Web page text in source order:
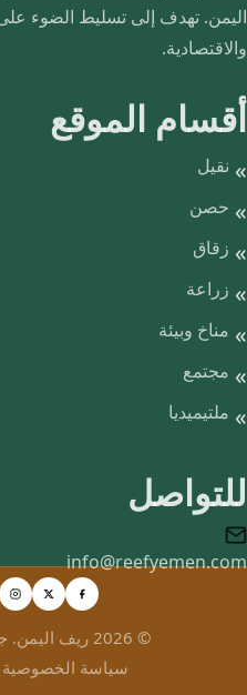
اليمن. تهدف إلى تسليط الضوء على
والاقتصادية.
أقسام الموقع
نقيل
حصن
زقاق
زراعة
مناخ وبيئة
مجتمع
ملتيميديا
للتواصل
info@reefyemen.com
© 2026 ريف اليمن. جميع الحقوق محفوظة.
سياسة الخصوصية